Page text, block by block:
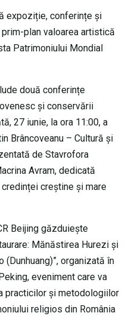
expoziție, conferințe și
plan valoarea artistică
Patrimoniului Mondial
două conferințe
și conservării
27 iunie, la ora 11:00, a
Brâncoveanu – Cultură și
de Stavrofora
Avram, dedicată
creștine și mare
Beijing găzduiește
Mănăstirea Hurezi și
organizată în
eveniment care va
practicilor și metodologiilor
religios din România